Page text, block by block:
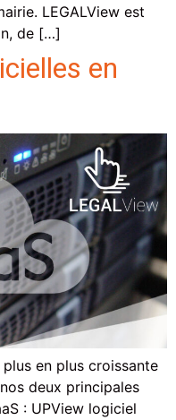
LEGALView est
de […]
en
en plus croissante
deux principales
: UPView logiciel